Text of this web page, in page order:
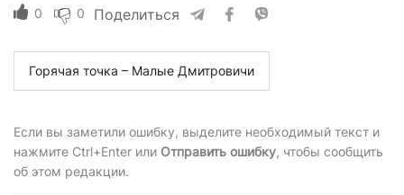
0 0 Поделиться
Горячая точка – Малые Дмитровичи
Если вы заметили ошибку, выделите необходимый текст и
нажмите Ctrl+Enter или Отправить ошибку, чтобы сообщить
об этом редакции.